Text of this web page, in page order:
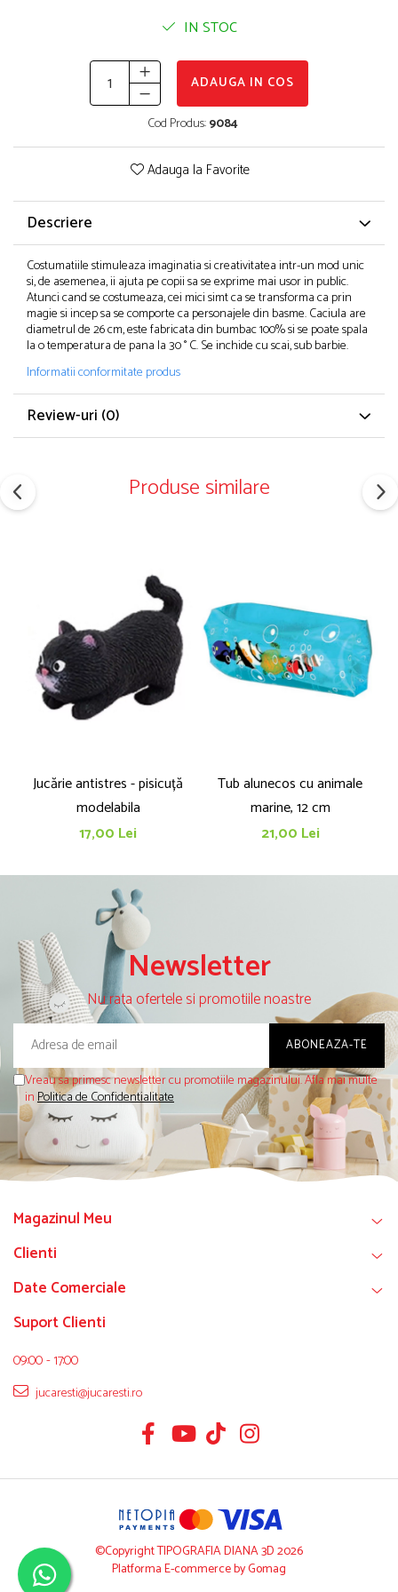
Puzzle-uri stratificate
Stampile si tusiere
Cusut si tricotaj
Suport pentru decor
Pictura pe numere
Sarma plusata
Seturi de creatie
Tablouri diamonds
Jocuri logice pentru copii
Jocuri matematice
Jocuri pentru stimularea senzoriala
Stimulare olfactiva si gustativa
Stimulare tactila
Stimulare vizuala
Seturi si jocuri magnetice
IN STOC
ADAUGA IN COS
Cod Produs:9084
Adauga la Favorite
Descriere
Costumatiile stimuleaza imaginatia si creativitatea intr-un mod unic
si, de asemenea, ii ajuta pe copii sa se exprime mai usor in public.
Atunci cand se costumeaza, cei mici simt ca se transforma ca prin
magie si incep sa se comporte ca personajele din basme. Caciula are
diametrul de 26 cm, este fabricata din bumbac 100% si se poate spala
la o temperatura de pana la 30 ° C. Se inchide cu scai, sub barbie.
Informatii conformitate produs
Review-uri (0)
Produse similare
Jucărie antistres - pisicuță
modelabila
17,00 Lei
Tub alunecos cu animale
marine, 12 cm
21,00 Lei
Newsletter
Nu rata ofertele si promotiile noastre
Vreau sa primesc newsletter cu promotiile magazinului. Afla mai multe
inPolitica de Confidentialitate
Magazinul Meu
Clienti
Date Comerciale
Suport Clienti
09:00 - 17:00
jucaresti@jucaresti.ro
©Copyright TIPOGRAFIA DIANA 3D 2026
Platforma E-commerce by Gomag